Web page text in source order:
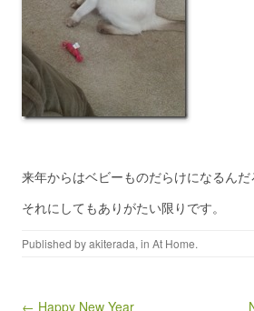
来年からはベビーものだらけになるんだ
それにしてもありがたい限りです。
Published byakiterada, in At Home.
Post navigation
← Happy New Year